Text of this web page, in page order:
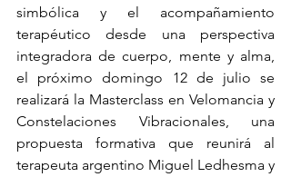
simbólica y el acompañamiento
terapéutico desde una perspectiva
integradora de cuerpo, mente y alma,
el próximo domingo 12 de julio se
realizará la Masterclass en Velomancia y
Constelaciones Vibracionales, una
propuesta formativa que reunirá al
terapeuta argentino Miguel Ledhesma y